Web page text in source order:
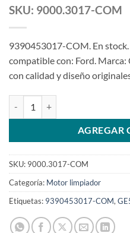
SKU: 9000.3017-COM
9390453017-COM. En
compatible con: Ford.
con calidad y diseño
AGREGAR
SKU: 9000.3017-COM
Categoría: Motor limpiador
Etiquetas: 9390453017-COM,